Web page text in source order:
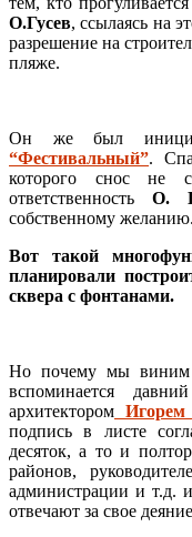
О.Гусев, ссылаясь на
разрешение на
пляже.
Он же был
“Фестивальный”.
которого снос не
ответственностьО.
собственному желанию.
Вот такой
планировали
сквера с фонтанами.
Но почему мы виним
вспоминается
архитектором
подпись в листе
десяток, а то и
районов,
администрации и т.д.
отвечают за свое